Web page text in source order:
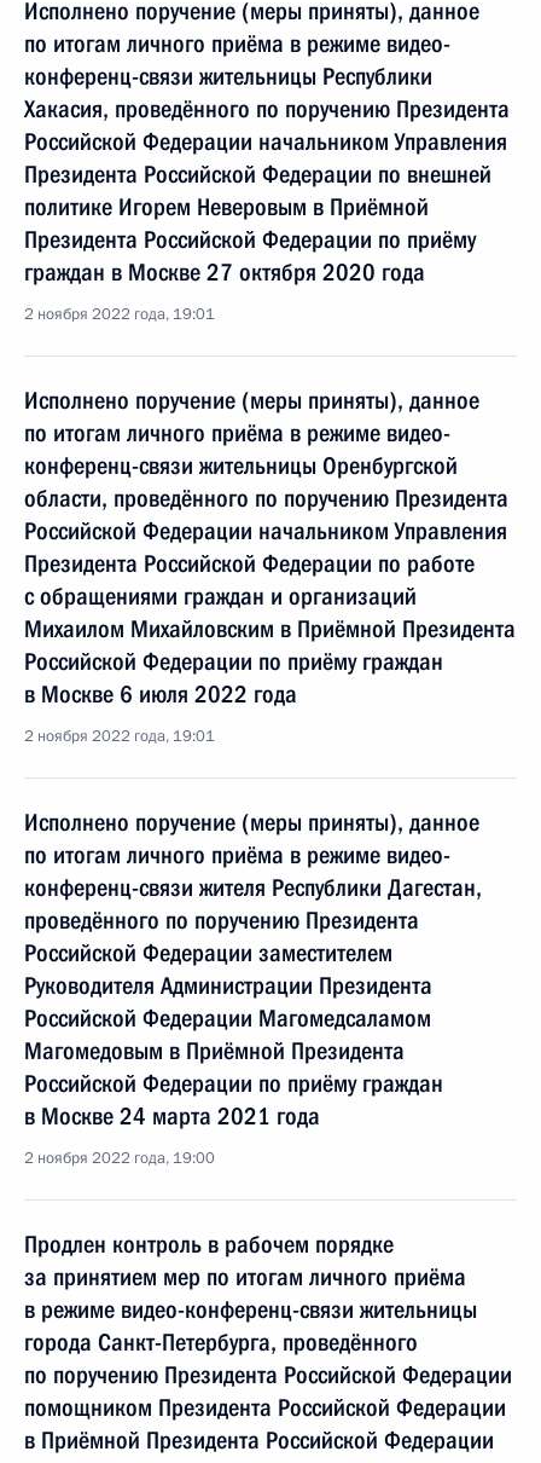
Исполнено поручение (меры приняты), данное
по итогам личного приёма в режиме видео-
конференц-связи жительницы Республики
Хакасия, проведённого по поручению Президента
Российской Федерации начальником Управления
Президента Российской Федерации по внешней
политике Игорем Неверовым в Приёмной
Президента Российской Федерации по приёму
граждан в Москве 27 октября 2020 года
2 ноября 2022 года, 19:01
Исполнено поручение (меры приняты), данное
по итогам личного приёма в режиме видео-
конференц-связи жительницы Оренбургской
области, проведённого по поручению Президента
Российской Федерации начальником Управления
Президента Российской Федерации по работе
с обращениями граждан и организаций
Михаилом Михайловским в Приёмной Президента
Российской Федерации по приёму граждан
в Москве 6 июля 2022 года
2 ноября 2022 года, 19:01
Исполнено поручение (меры приняты), данное
по итогам личного приёма в режиме видео-
конференц-связи жителя Республики Дагестан,
проведённого по поручению Президента
Российской Федерации заместителем
Руководителя Администрации Президента
Российской Федерации Магомедсаламом
Магомедовым в Приёмной Президента
Российской Федерации по приёму граждан
в Москве 24 марта 2021 года
2 ноября 2022 года, 19:00
Продлен контроль в рабочем порядке
за принятием мер по итогам личного приёма
в режиме видео-конференц-связи жительницы
города Санкт-Петербурга, проведённого
по поручению Президента Российской Федерации
помощником Президента Российской Федерации
в Приёмной Президента Российской Федерации